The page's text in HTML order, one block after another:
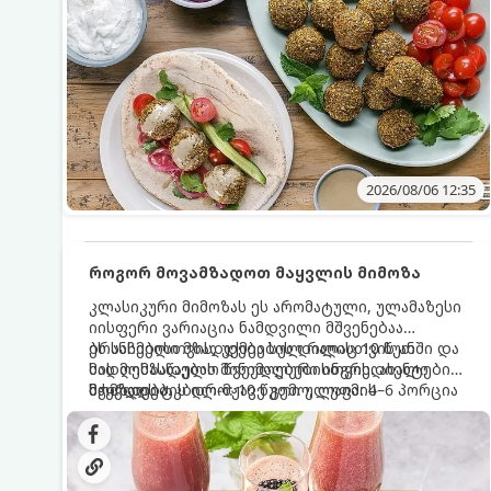
2026/08/06 12:35
როგორ მოვამზადოთ მაყვლის მიმოზა
კლასიკური მიმოზას ეს არომატული, ულამაზესი
იისფერი ვარიაცია ნამდვილი მშვენებაა
ბრანჩებისთვის, უქმეების დილისთვის ან
სადღესასწაულო წვეულებებისთვის. ახალი
მაყვლის ტკბილ-მჟავე გემო, ლაიმის
ციტრუსოვანი არომატი და ცქრიალა ღვინის
ბუშტუკები ქმნის საოცრად დახვეწილ და
მაგრილებელ კოქტეილს.
ეს სასმელი მზადდება სულ რაღაც 10 წუთში და
მის მომზადებას მინიმალური ინგრედიენტები
სჭირდება.
მომზადების დრო: 10 წუთი ულუფა: 4–6 პორცია